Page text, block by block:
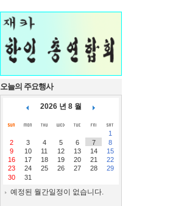
오늘의 주요행사
2026 년 8 월
1
2
3 4 5 6 7
8
9
10 11 12 13 14
15
16
17 18 19 20 21
22
23
24 25 26 27 28
29
30
31
예정된 월간일정이 없습니다.